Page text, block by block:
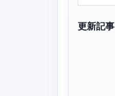
更新記事